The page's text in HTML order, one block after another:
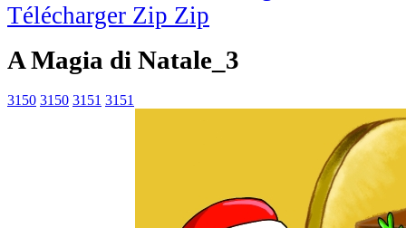
Télécharger Zip
A Magia di Natale_3
3150 3150 3151 3151